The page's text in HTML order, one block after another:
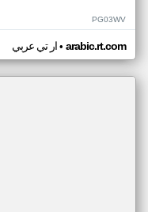
PG03WV
ار تي عربي• arabic.rt.com